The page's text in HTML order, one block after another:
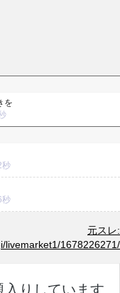
を
秒
秒
元スレ:
livemarket1/1678226271/
入りしています